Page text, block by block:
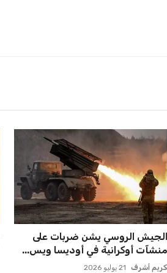
الجيش الروسي يشن ضربات على
منشآت أوكرانية في أوديسا ويس...
كريم أشرف 21 يوليو 2026